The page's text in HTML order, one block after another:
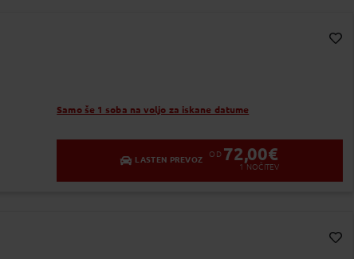
Samo še 1 soba na voljo za iskane datume
LASTEN PREVOZ
OD 72,00€
1 NOČITEV